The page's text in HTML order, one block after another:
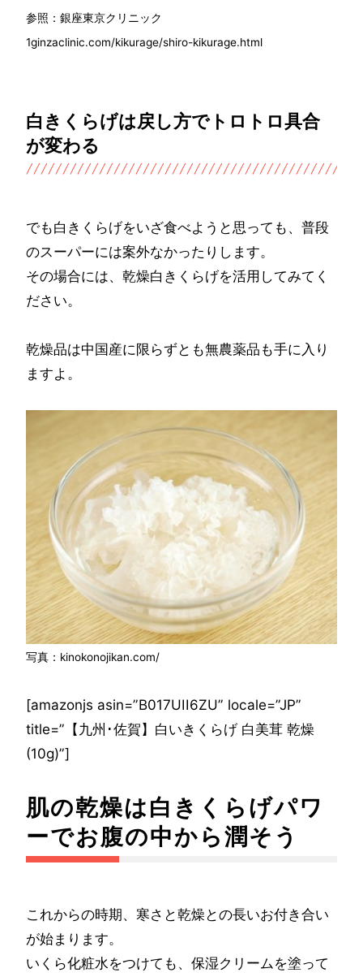
参照：銀座東京クリニック
1ginzaclinic.com/kikurage/shiro-kikurage.html
白きくらげは戻し方でトロトロ具合
が変わる
でも白きくらげをいざ食べようと思っても、普段
のスーパーには案外なかったりします。
その場合には、乾燥白きくらげを活用してみてく
ださい。
乾燥品は中国産に限らずとも無農薬品も手に入り
ますよ。
写真：kinokonojikan.com/
[amazonjs asin=”B017UII6ZU” locale=”JP”
title=”【九州･佐賀】白いきくらげ 白美茸 乾燥
(10g)”]
肌の乾燥は白きくらげパワ
ーでお腹の中から潤そう
これからの時期、寒さと乾燥との長いお付き合い
が始まります。
いくら化粧水をつけても、保湿クリームを塗って